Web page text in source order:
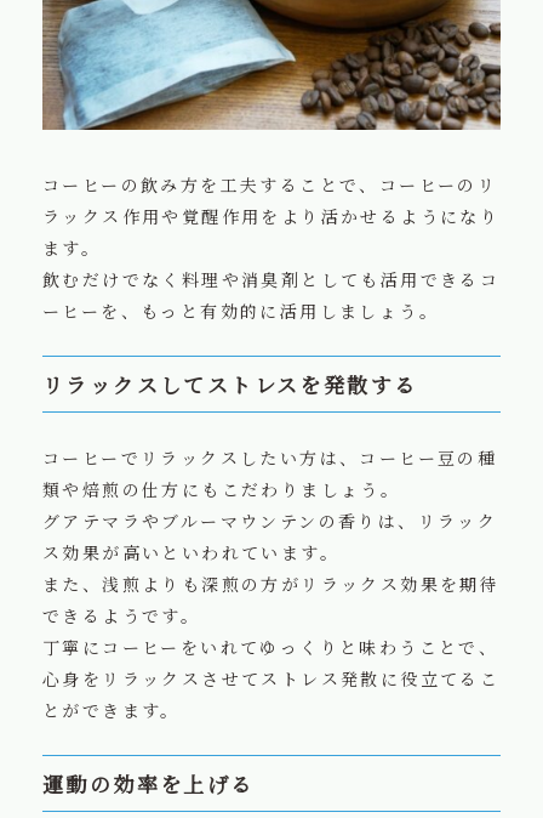
コーヒーの飲み方を工夫することで、コーヒーのリ
ラックス作用や覚醒作用をより活かせるようになり
ます。
飲むだけでなく料理や消臭剤としても活用できるコ
ーヒーを、もっと有効的に活用しましょう。
リラックスしてストレスを発散する
コーヒーでリラックスしたい方は、コーヒー豆の種
類や焙煎の仕方にもこだわりましょう。
グアテマラやブルーマウンテンの香りは、リラック
ス効果が高いといわれています。
また、浅煎よりも深煎の方がリラックス効果を期待
できるようです。
丁寧にコーヒーをいれてゆっくりと味わうことで、
心身をリラックスさせてストレス発散に役立てるこ
とができます。
運動の効率を上げる